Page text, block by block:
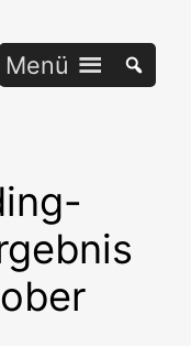
Menü